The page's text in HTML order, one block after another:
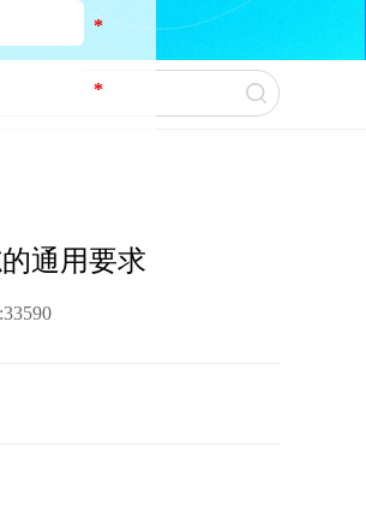
*
*
通用要求